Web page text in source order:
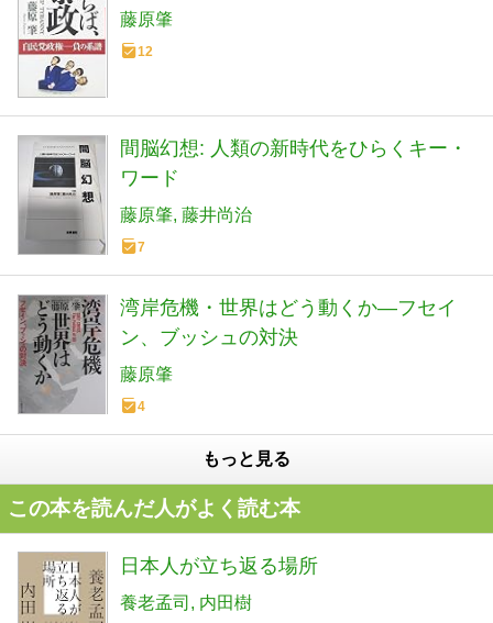
藤原肇
12
間脳幻想: 人類の新時代をひらくキー・
ワード
藤原肇 藤井尚治
7
湾岸危機・世界はどう動くか―フセイ
ン、ブッシュの対決
藤原肇
4
もっと見る
この本を読んだ人がよく読む本
日本人が立ち返る場所
養老孟司 内田樹